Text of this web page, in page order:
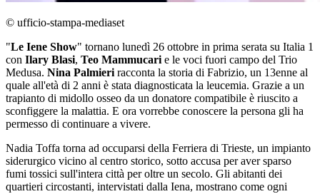
© ufficio-stampa-mediaset
"Le Iene Show" tornano lunedì 26 ottobre in prima serata su Italia 1
con Ilary Blasi, Teo Mammucari e le voci fuori campo del Trio
Medusa. Nina Palmieri racconta la storia di Fabrizio, un 13enne al
quale all'età di 2 anni è stata diagnosticata la leucemia. Grazie a un
trapianto di midollo osseo da un donatore compatibile è riuscito a
sconfiggere la malattia. E ora vorrebbe conoscere la persona gli ha
permesso di continuare a vivere.
Nadia Toffa torna ad occuparsi della Ferriera di Trieste, un impianto
siderurgico vicino al centro storico, sotto accusa per aver sparso
fumi tossici sull'intera città per oltre un secolo. Gli abitanti dei
quartieri circostanti, intervistati dalla Iena, mostrano come ogni